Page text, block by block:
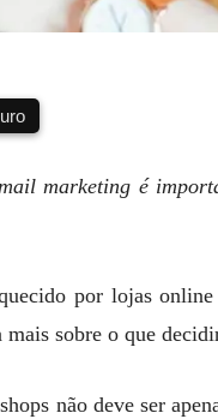
marketing é
por lojas
sobre o que
não deve ser